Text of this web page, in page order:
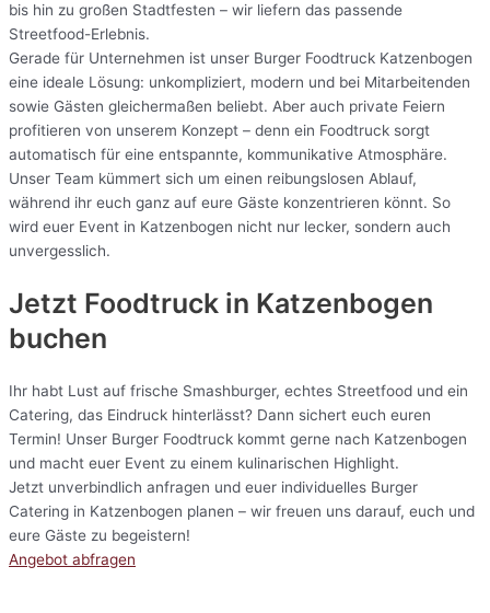
bis hin zu großen Stadtfesten – wir liefern das passende
Streetfood-Erlebnis.
Gerade für Unternehmen ist unser Burger Foodtruck Katzenbogen
eine ideale Lösung: unkompliziert, modern und bei Mitarbeitenden
sowie Gästen gleichermaßen beliebt. Aber auch private Feiern
profitieren von unserem Konzept – denn ein Foodtruck sorgt
automatisch für eine entspannte, kommunikative Atmosphäre.
Unser Team kümmert sich um einen reibungslosen Ablauf,
während ihr euch ganz auf eure Gäste konzentrieren könnt. So
wird euer Event in Katzenbogen nicht nur lecker, sondern auch
unvergesslich.
Jetzt Foodtruck in Katzenbogen
buchen
Ihr habt Lust auf frische Smashburger, echtes Streetfood und ein
Catering, das Eindruck hinterlässt? Dann sichert euch euren
Termin! Unser Burger Foodtruck kommt gerne nach Katzenbogen
und macht euer Event zu einem kulinarischen Highlight.
Jetzt unverbindlich anfragen und euer individuelles Burger
Catering in Katzenbogen planen – wir freuen uns darauf, euch und
eure Gäste zu begeistern!
Angebot abfragen